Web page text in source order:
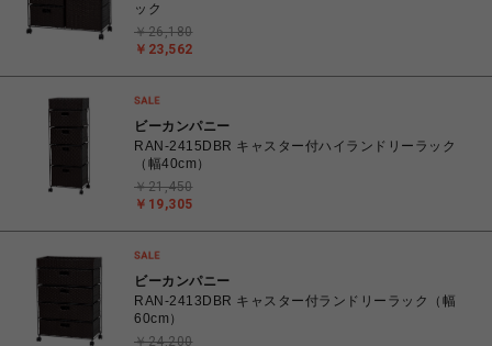
ック
￥23,562
￥26,180
ビーカンパニー
RAN-2415DBR キャスター付ハイランドリーラック
（幅40cm）
￥19,305
￥21,450
ビーカンパニー
RAN-2413DBR キャスター付ランドリーラック（幅
60cm）
￥24,200